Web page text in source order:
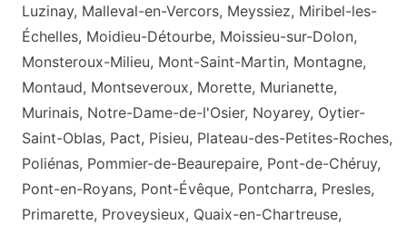
Luzinay, Malleval-en-Vercors, Meyssiez, Miribel-les-
Échelles, Moidieu-Détourbe, Moissieu-sur-Dolon,
Monsteroux-Milieu, Mont-Saint-Martin, Montagne,
Montaud, Montseveroux, Morette, Murianette,
Murinais, Notre-Dame-de-l'Osier, Noyarey, Oytier-
Saint-Oblas, Pact, Pisieu, Plateau-des-Petites-Roches,
Poliénas, Pommier-de-Beaurepaire, Pont-de-Chéruy,
Pont-en-Royans, Pont-Évêque, Pontcharra, Presles,
Primarette, Proveysieux, Quaix-en-Chartreuse,